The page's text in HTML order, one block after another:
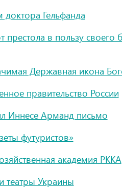
Гельфанда
в пользу своего
Державная икона
правительство России
Иннесе Арманд письмо
футуристов»
академия РККА
театры Украины